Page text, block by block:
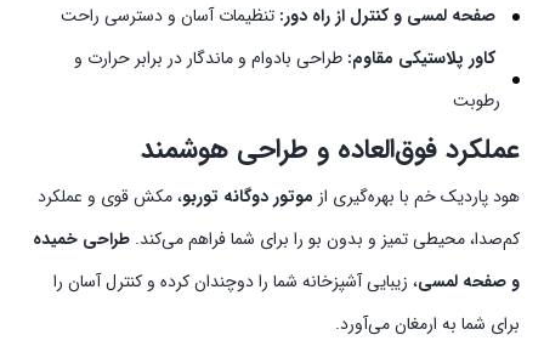
صفحه لمسی و کنترل از راه دور: تنظیمات آسان و دسترسی راحت
کاور پلاستیکی مقاوم: طراحی بادوام و ماندگار در برابر حرارت و
رطوبت
عملکرد فوق‌العاده و طراحی هوشمند
هود پاردیک خم با بهره‌گیری از موتور دوگانه توربو، مکش قوی و عملکرد
کم‌صدا، محیطی تمیز و بدون بو را برای شما فراهم می‌کند. طراحی خمیده
و صفحه لمسی، زیبایی آشپزخانه شما را دوچندان کرده و کنترل آسان را
برای شما به ارمغان می‌آورد.